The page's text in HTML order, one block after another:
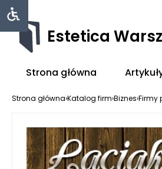
Estetica
Strona główna
Strona główna›Katalog firm›Biznes›Firmy